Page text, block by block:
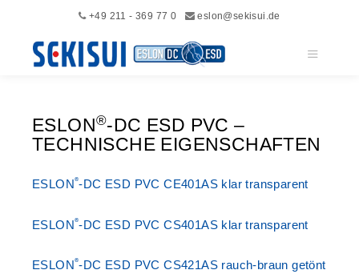
+49 211 - 369 77 0 eslon@sekisui.de
ESLON ®-DC ESD PVC –
TECHNISCHE EIGENSCHAFTEN
ESLON®-DC ESD PVC CE401AS klar transparent
ESLON®-DC ESD PVC CS401AS klar transparent
ESLON®-DC ESD PVC CS421AS rauch-braun getönt